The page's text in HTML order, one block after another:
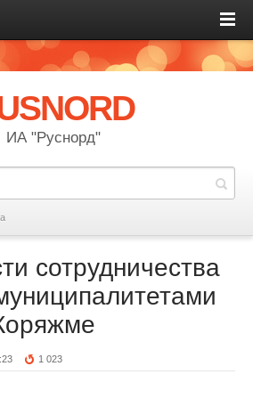
ИА "Руснорд"
сотрудничества
1 023